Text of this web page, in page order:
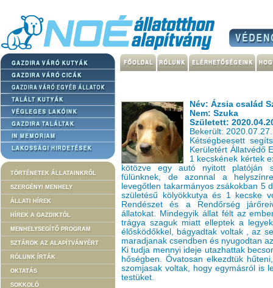
TÖRTÉNETEK ÁLLATAINKRÓL
SZERGÉNYI MENHELY
ÁLLATI HÍREK
HÍREK A GAZDIKTÓL
MENHELYSEGÍTŐ PROGRAM
SZTÁROK AZ ALAPÍTVÁNYÉRT
RÓLUNK ÍRTÁK
OKTATÁS
SOKKOLÓ
Név: Ázsia család
Nem: Szuka
Született:
Bekerült: 2020.07.27.
Kétségbeesett
Kerületért Állatvédő
1 kecskének kértek
kötözve egy autó nyitott platóján
fülünknek, de azonnal a
levegőtlen takarmányos zsákokban 5
születésű kölyökkutya és 1 kecske
Rendészet és a Rendőrség
állatokat. Mindegyik állat félt az
trágya szaguk miatt elleptek a
élősködőkkel, bágyadtak voltak , az
maradjanak csendben és nyugodtan
Ki tudja mennyi ideje utazhattak
hőségben. Óvatosan elkezdtük
szomjasak voltak, hogy egymásról is
testüket.